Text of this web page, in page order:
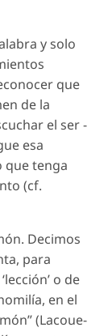
y solo
que
de la
el ser -
esa
que tenga
(cf.
Decimos
para
o de
en el
(Lacoue-